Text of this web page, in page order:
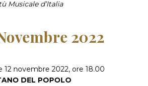
Musicale d’Italia
2022
12 novembre 2022, ore 18.00
DEL POPOLO